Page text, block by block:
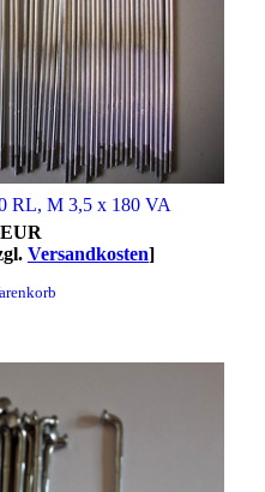
RL, M 3,5 x 180 VA
Versandkosten]